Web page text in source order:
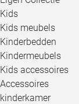
Kids
Kids meubels
Kinderbedden
Kindermeubels
Kids accessoires
Accessoires
kinderkamer